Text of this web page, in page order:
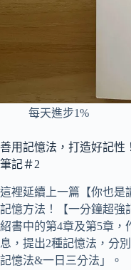
每天進步1%
善用記憶法，打造好記性
筆記＃2
這裡延續上一篇【你也是
記憶方法！【一分鐘超強
紹書中的第4章及第5章，
息，提出2種記憶法，分
記憶法&一日三分法」。